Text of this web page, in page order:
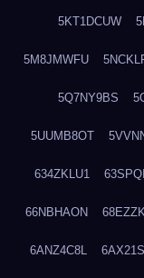
5KT1DCUW
5M8JMWFU
5Q7NY9BS
5UUMB8OT
634ZKLU1
66NBHAON
6ANZ4C8L